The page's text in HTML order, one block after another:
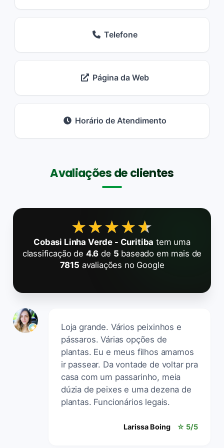
Telefone
Página da Web
Horário de Atendimento
Avaliações de clientes
★★★★★
★★★★★
Cobasi Linha Verde - Curitiba tem uma
classificação de 4.6 de 5 baseado em mais de
7815 avaliações no Google
Loja grande. Vários peixinhos e
pássaros. Várias opções de
plantas. Eu e meus filhos amamos
ir passear. Da vontade de voltar pra
casa com um passarinho, meia
dúzia de peixes e uma dezena de
plantas. Funcionários legais.
Larissa Boing ☆ 5/5